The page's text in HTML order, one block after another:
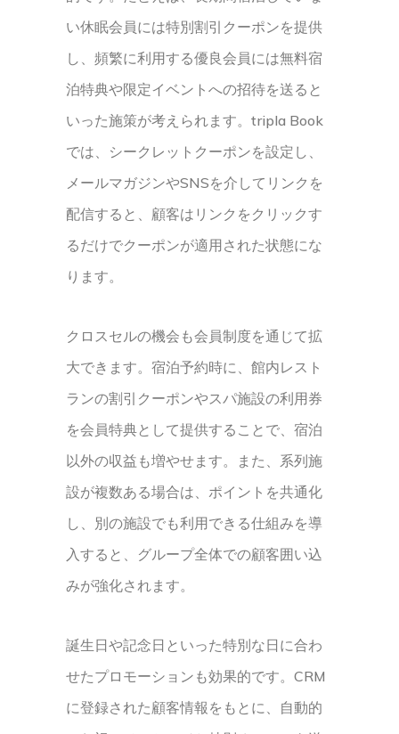
い休眠会員には特別割引クーポンを提供
し、頻繁に利用する優良会員には無料宿
泊特典や限定イベントへの招待を送ると
いった施策が考えられます。tripla Book
では、シークレットクーポンを設定し、
メールマガジンやSNSを介してリンクを
配信すると、顧客はリンクをクリックす
るだけでクーポンが適用された状態にな
ります。
クロスセルの機会も会員制度を通じて拡
大できます。宿泊予約時に、館内レスト
ランの割引クーポンやスパ施設の利用券
を会員特典として提供することで、宿泊
以外の収益も増やせます。また、系列施
設が複数ある場合は、ポイントを共通化
し、別の施設でも利用できる仕組みを導
入すると、グループ全体での顧客囲い込
みが強化されます。
誕生日や記念日といった特別な日に合わ
せたプロモーションも効果的です。CRM
に登録された顧客情報をもとに、自動的